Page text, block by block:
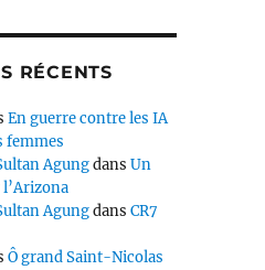
RÉCENTS
En guerre contre les IA
femmes
AgungdansUn
AgungdansCR7
Ô grand Saint-Nicolas